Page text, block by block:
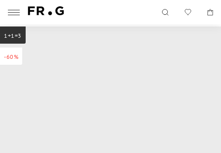
-60%
1+1=3